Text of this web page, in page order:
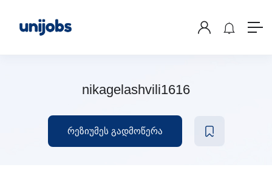
nikagelashvili1616
რეზიუმეს გადმოწერა